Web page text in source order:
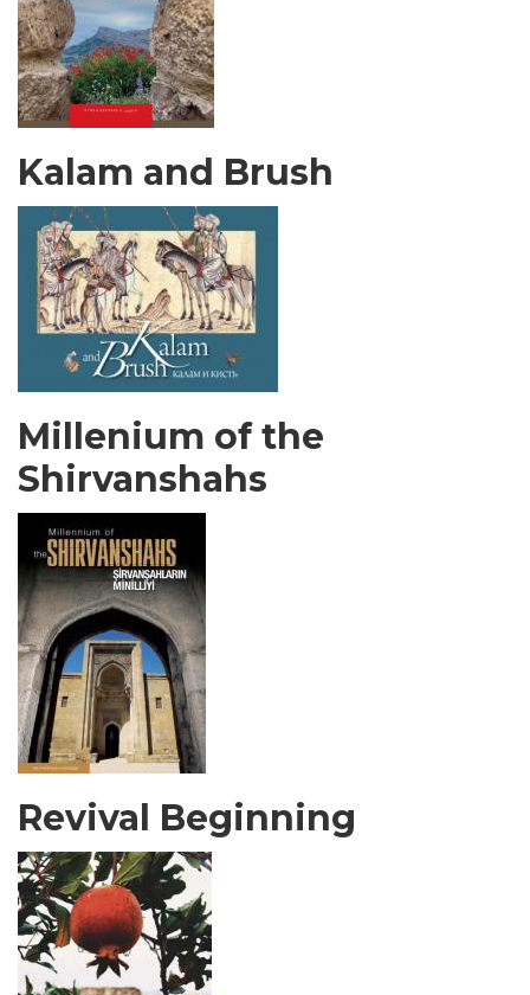
Kalam and Brush
Millenium of the
Shirvanshahs
Revival Beginning